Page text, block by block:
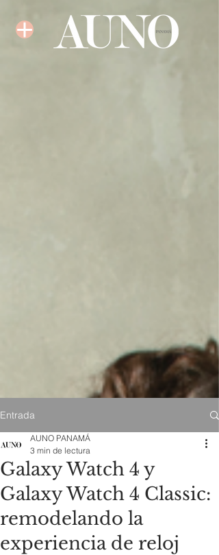
Entrada
Galaxy Watch 4 y
Galaxy Watch 4 Classic:
remodelando la
experiencia de reloj
AUNO PANAMÁ
3 min de lectura